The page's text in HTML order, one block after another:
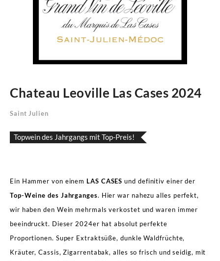
Chateau Leoville Las Cases 2024
Saint Julien
Topwein des Jahrgangs mit Top-Preis!
Ein Hammer von einem LAS CASES und definitiv einer der
Top-Weine des Jahrganges. Hier war nahezu alles perfekt,
wir haben den Wein mehrmals verkostet und waren immer
beeindruckt. Dieser 2024er hat absolut perfekte
Proportionen. Super Extraktsüße, dunkle Waldfrüchte,
Kräuter, Cassis, Zigarrentabak, alles so frisch und seidig, mit